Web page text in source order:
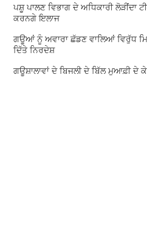
ਪਸ਼ੂ ਪਾਲਣ ਵਿਭਾਗ ਦੇ ਅਧਿਕਾਰੀ ਲੋੜੀਂਦਾ
ਕਰਨਗੇ ਇਲਾਜ
ਗਊਆਂ ਨੂੰ ਅਵਾਰਾ ਛੱਡਣ ਵਾਲਿਆਂ ਵਿਰੁੱਧ
ਦਿੱਤੇ ਨਿਰਦੇਸ਼
ਗਊਸ਼ਾਲਾਵਾਂ ਦੇ ਬਿਜਲੀ ਦੇ ਬਿੱਲ ਮੁਆਫ਼ੀ